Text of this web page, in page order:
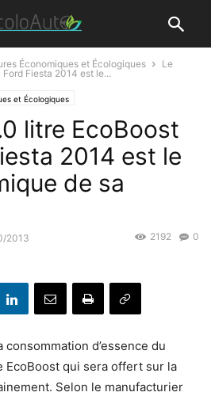
Économiques et Écologiques
Le
Fiesta 2014 est le...
et Écologiques
litre EcoBoost
2014 est le
de sa
2013 0
2192
d’essence du
EcoBoost qui sera offert sur la
Selon le manufacturier